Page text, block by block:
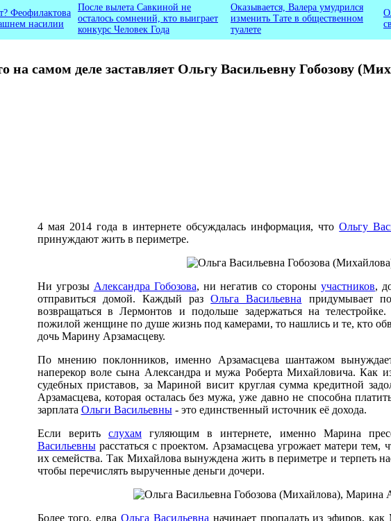
на самом деле заставляет Ольгу Васильевну Гобозову
Феофилактова
насилии
После вылета Савкиной не
осталось сомнений, кто выиграет
конкурс Человек Года
Оказывается, Валера умудрился
изменить Тате в общественном
туалете
4 мая 2014 года в интернете обсуждалась информация, чтоОльгу
принуждают жить в периметре.
Ни угрозы Александра Гобозова, ни негатив со стороныучастников,
отправиться домой. Каждый разОльга Васильевна придумывает
возвращаться в Лермонтов и подольше задержаться на
пожилой женщине по душе жизнь под камерами, то нашлись и те, кто
дочь Марину Арзамасцеву.
По мнению поклонников, именно Арзамасцева шантажом вынуждает
наперекор воле сына Александра и мужа Роберта Михайловича. Как
судебных приставов, за Мариной висит круглая сумма кредитной
Арзамасцева, которая осталась без мужа, уже давно не способна
зарплата Ольги Васильевны- это единственный источник её дохода.
Если верить слухамгуляющим в интернете, именно Марина
Васильевнырасстаться с проектом. Арзамасцева угрожает матери тем,
их семейства. Так Михайлова вынуждена жить в периметре и терпеть
чтобы перечислять вырученные деньги дочери.
Более того, едваОльга Васильевна начинает пропадать из эфиров,